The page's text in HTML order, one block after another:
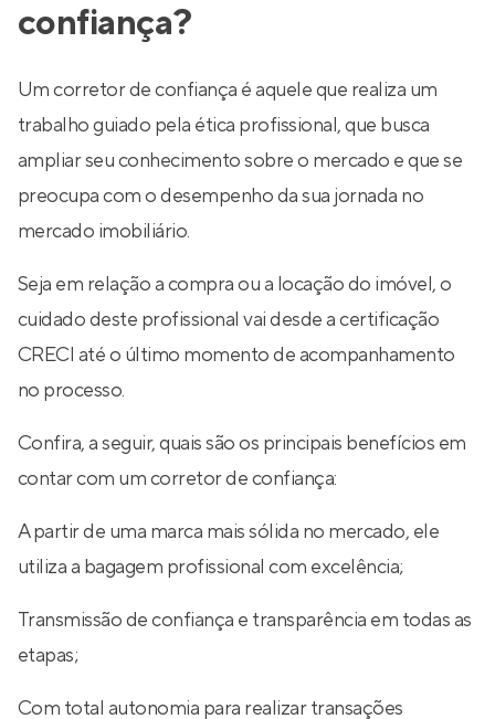
confiança?
Um corretor de confiança é aquele que realiza um
trabalho guiado pela ética profissional, que busca
ampliar seu conhecimento sobre o mercado e que se
preocupa com o desempenho da sua jornada no
mercado imobiliário.
Seja em relação a compra ou a locação do imóvel, o
cuidado deste profissional vai desde a certificação
CRECI até o último momento de acompanhamento
no processo.
Confira, a seguir, quais são os principais benefícios em
contar com um corretor de confiança:
A partir de uma marca mais sólida no mercado, ele
utiliza a bagagem profissional com excelência;
Transmissão de confiança e transparência em todas as
etapas;
Com total autonomia para realizar transações